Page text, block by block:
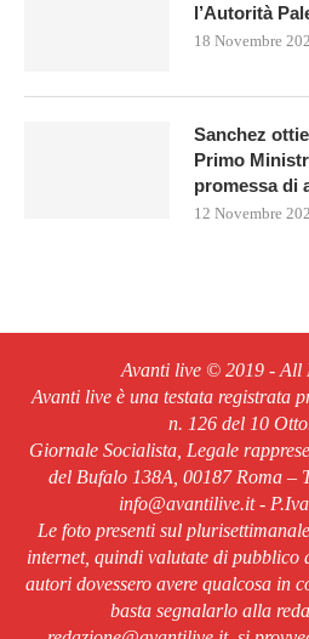
l’Autorità
18 Novembre
Sanchez
Primo
promessa di
12 Novembre
Avanti live © 2019 - All
Avanti live è una testata registrata
n. 126 del 10
Giornale Socialista, Legale
del Bufalo 138A, 00187 Roma –
info@avantilive.it -
Le foto presenti sul
internet, quindi valutate di pubblico
autori dovessero avere qualcosa in
basta segnalarlo alla